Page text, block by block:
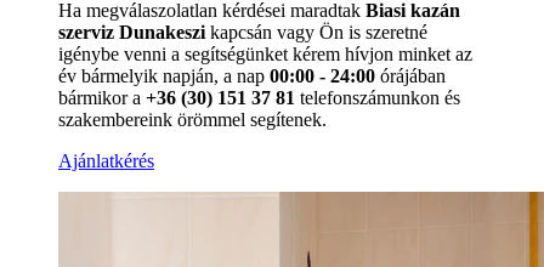
Ha megválaszolatlan kérdései maradtak Biasi kazán
szerviz Dunakeszi kapcsán vagy Ön is szeretné
igénybe venni a segítségünket kérem hívjon minket az
év bármelyik napján, a nap 00:00 - 24:00 órájában
bármikor a +36 (30) 151 37 81 telefonszámunkon és
szakembereink örömmel segítenek.
Ajánlatkérés